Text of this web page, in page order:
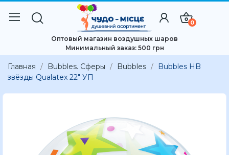
0
Оптовый магазин воздушных шаров
Минимальный заказ: 500 грн
Главная Bubbles. Сферы Bubbles
Bubbles HB
звёзды Qualatex 22" УП